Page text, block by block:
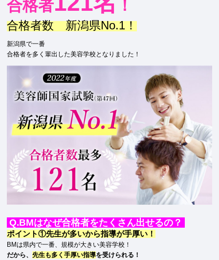
合格者 ！
合格者数 新潟県No.1！
新潟県で一番
合格者を多く輩出した美容学校となりました！
Q.BMはなぜ合格者をたくさん出せるの？
ポイント①先生が多いから指導が手厚い！
BMは県内で一番、規模が大きい美容学校！
だから、 先生も多く手厚い指導を受けられる！